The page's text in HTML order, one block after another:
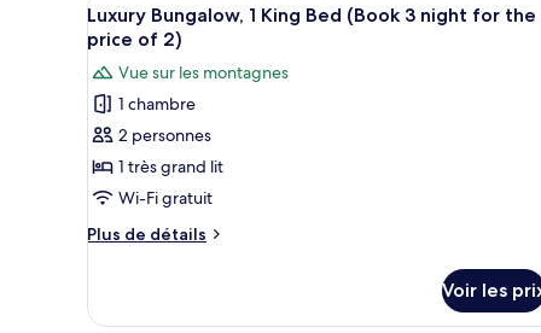
toutes
les
photos
pour
ce
type
de
chambre :
Luxury
1
13
Luxury Bungalow, 1 King Bed (Book 3 night for the
price of 2)
Vue sur les montagnes
1 chambre
2 personnes
1 très grand lit
Wi-Fi gratuit
Plus de détails
Plus
le
Voir les